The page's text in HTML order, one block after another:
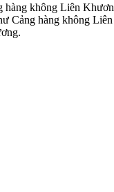
không Liên
Cảng hàng không